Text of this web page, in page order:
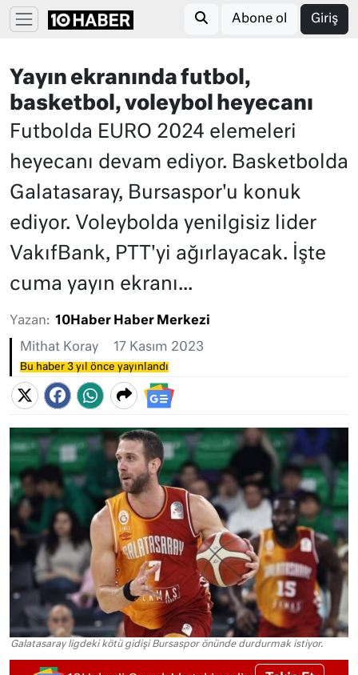
Abone ol Giriş
Yayın ekranında futbol,
basketbol, voleybol heyecanı
Futbolda EURO 2024 elemeleri
heyecanı devam ediyor. Basketbolda
Galatasaray, Bursaspor'u konuk
ediyor. Voleybolda yenilgisiz lider
VakıfBank, PTT'yi ağırlayacak. İşte
cuma yayın ekranı...
Yazan: 10Haber Haber Merkezi
Mithat Koray 17 Kasım 2023
Bu haber 3 yıl önce yayınlandı
Galatasaray ligdeki kötü gidişi Bursaspor önünde durdurmak istiyor.